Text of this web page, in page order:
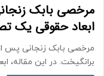
ابعاد حقوقی یک
برانگیخت. در این